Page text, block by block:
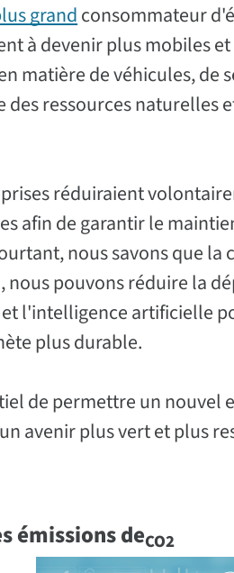
grandconsommateur
à devenir plus mobiles
matière de véhicules, de
ressources naturelles
réduiraient
afin de garantir le
nous savons que
pouvons réduire la
l'intelligence artificielle
plus durable.
de permettre un nouvel
avenir plus vert et plus
émissions deCO2